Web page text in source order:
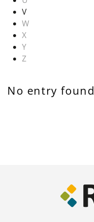
V
W
X
Y
Z
No entry found